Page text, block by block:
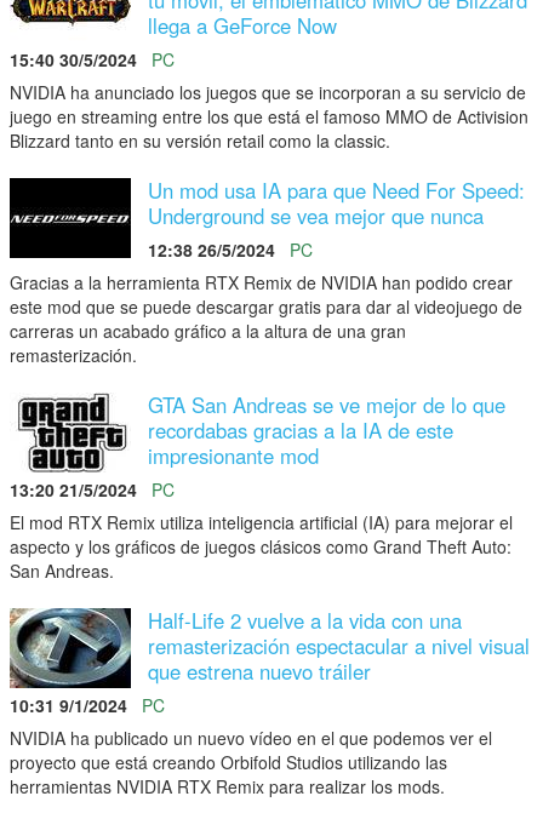
llega a GeForce Now
15:40 30/5/2024
PC
NVIDIA ha anunciado los juegos que se incorporan a su servicio de
juego en streaming entre los que está el famoso MMO de Activision
Blizzard tanto en su versión retail como la classic.
Un mod usa IA para que Need For Speed:
Underground se vea mejor que nunca
12:38 26/5/2024
PC
Gracias a la herramienta RTX Remix de NVIDIA han podido crear
este mod que se puede descargar gratis para dar al videojuego de
carreras un acabado gráfico a la altura de una gran
remasterización.
GTA San Andreas se ve mejor de lo que
recordabas gracias a la IA de este
impresionante mod
13:20 21/5/2024
PC
El mod RTX Remix utiliza inteligencia artificial (IA) para mejorar el
aspecto y los gráficos de juegos clásicos como Grand Theft Auto:
San Andreas.
Half-Life 2 vuelve a la vida con una
remasterización espectacular a nivel visual
que estrena nuevo tráiler
10:31 9/1/2024
PC
NVIDIA ha publicado un nuevo vídeo en el que podemos ver el
proyecto que está creando Orbifold Studios utilizando las
herramientas NVIDIA RTX Remix para realizar los mods.